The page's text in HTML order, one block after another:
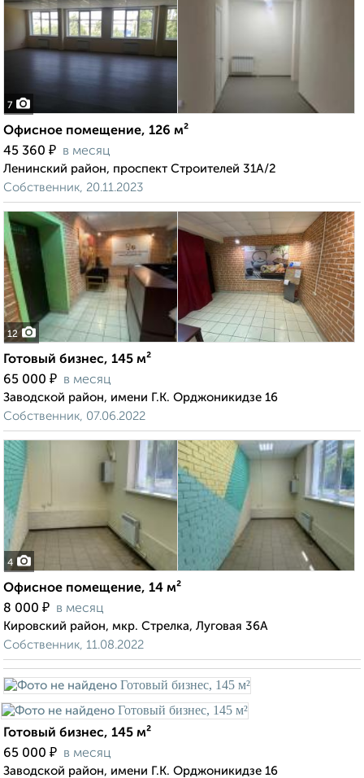
7
Офисное помещение, 126 м²
45 360 ₽ в месяц
Ленинский район, проспект Строителей 31А/2
Собственник, 20.11.2023
12
Готовый бизнес, 145 м²
65 000 ₽ в месяц
Заводской район, имени Г.К. Орджоникидзе 16
Собственник, 07.06.2022
4
Офисное помещение, 14 м²
8 000 ₽ в месяц
Кировский район, мкр. Стрелка, Луговая 36А
Собственник, 11.08.2022
Готовый бизнес, 145 м²
65 000 ₽ в месяц
Заводской район, имени Г.К. Орджоникидзе 16